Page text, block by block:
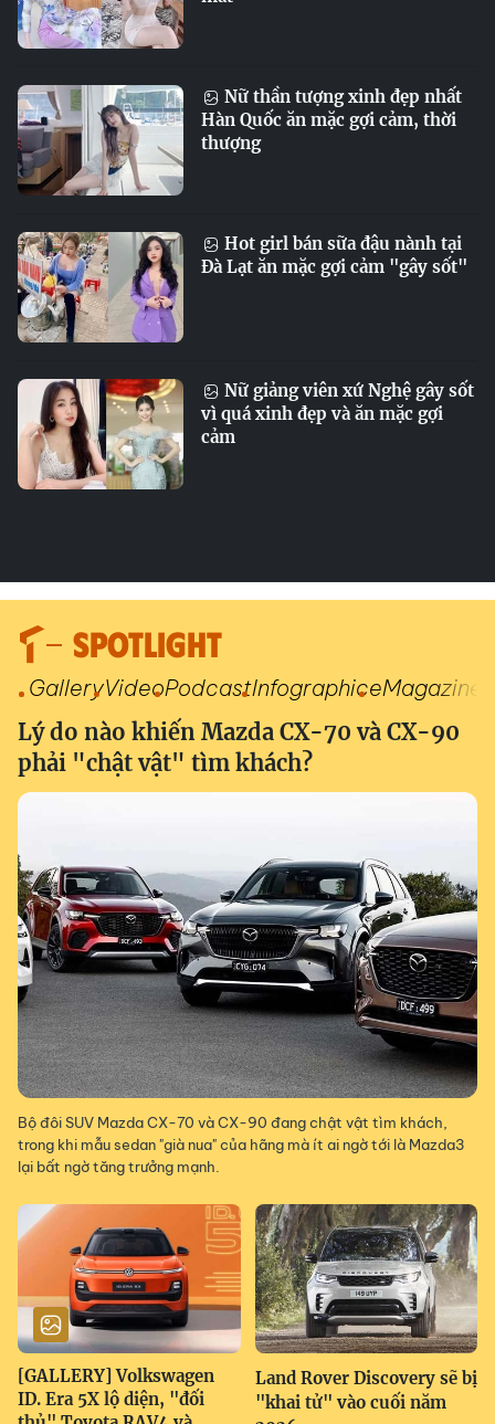
Nữ thần tượng xinh đẹp nhất
Hàn Quốc ăn mặc gợi cảm, thời
thượng
Hot girl bán sữa đậu nành tại
Đà Lạt ăn mặc gợi cảm "gây sốt"
Nữ giảng viên xứ Nghệ gây sốt
vì quá xinh đẹp và ăn mặc gợi
cảm
SPOTLIGHT
GalleryVideoPodcastInfographiceMagazine
Lý do nào khiến Mazda CX-70 và CX-90
phải "chật vật" tìm khách?
Bộ đôi SUV Mazda CX-70 và CX-90 đang chật vật tìm khách,
trong khi mẫu sedan "già nua" của hãng mà ít ai ngờ tới là Mazda3
lại bất ngờ tăng trưởng mạnh.
[GALLERY] Volkswagen
ID. Era 5X lộ diện, "đối
Land Rover Discovery sẽ bị
"khai tử" vào cuối năm